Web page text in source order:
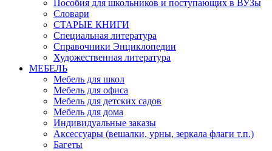
Пособия для школьников и поступающих в ВУЗы
Словари
СТАРЫЕ КНИГИ
Специальная литература
Справочники Энциклопедии
Художественная литература
МЕБЕЛЬ
Мебель для школ
Мебель для офиса
Мебель для детских садов
Мебель для дома
Индивидуальные заказы
Аксессуары (вешалки, урны, зеркала флаги т.п.)
Багеты